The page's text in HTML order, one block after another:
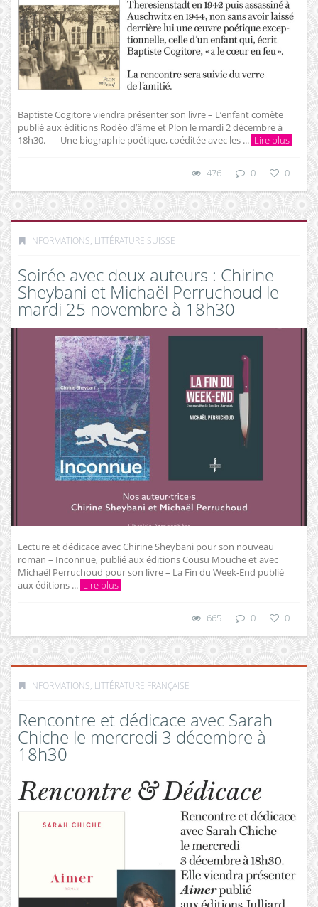
Baptiste Cogitore viendra présenter son livre – L’enfant comète
publié aux éditions Rodéo d’âme et Plon le mardi 2 décembre à
18h30. Une biographie poétique, coéditée avec les ... Lire plus
476 0 0
INFORMATIONS, LITTÉRATURE SUISSE
Soirée avec deux auteurs : Chirine
Sheybani et Michaël Perruchoud le
mardi 25 novembre à 18h30
Lecture et dédicace avec Chirine Sheybani pour son nouveau
roman – Inconnue, publié aux éditions Cousu Mouche et avec
Michaël Perruchoud pour son livre – La Fin du Week-End publié
aux éditions ... Lire plus
665 0 0
INFORMATIONS, LITTÉRATURE FRANÇAISE
Rencontre et dédicace avec Sarah
Chiche le mercredi 3 décembre à
18h30